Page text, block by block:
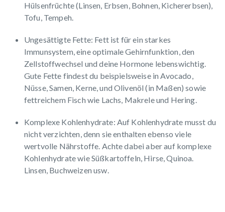
Hülsenfrüchte (Linsen, Erbsen, Bohnen, Kichererbsen),
Tofu, Tempeh.
Ungesättigte Fette: Fett ist für ein starkes
Immunsystem, eine optimale Gehirnfunktion, den
Zellstoffwechsel und deine Hormone lebenswichtig.
Gute Fette findest du beispielsweise in Avocado,
Nüsse, Samen, Kerne, und Olivenöl (in Maßen) sowie
fettreichem Fisch wie Lachs, Makrele und Hering.
Komplexe Kohlenhydrate: Auf Kohlenhydrate musst du
nicht verzichten, denn sie enthalten ebenso viele
wertvolle Nährstoffe. Achte dabei aber auf komplexe
Kohlenhydrate wie Süßkartoffeln, Hirse, Quinoa.
Linsen, Buchweizen usw.